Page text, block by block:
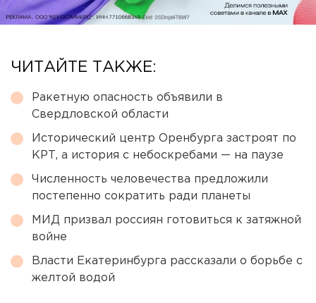
ЧИТАЙТЕ ТАКЖЕ:
Ракетную опасность объявили в
Свердловской области
Исторический центр Оренбурга застроят по
КРТ, а история с небоскребами — на паузе
Численность человечества предложили
постепенно сократить ради планеты
МИД призвал россиян готовиться к затяжной
войне
Власти Екатеринбурга рассказали о борьбе с
желтой водой